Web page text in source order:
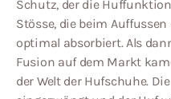
Schutz, der die
Stösse, die beim
optimal absorbiert. Als
Fusion auf dem Markt
der Welt der Hufschuhe.